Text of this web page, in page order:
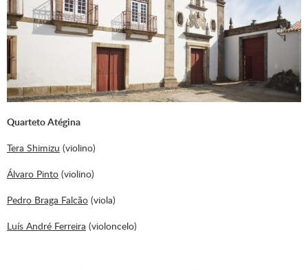
Quarteto Atégina
Tera Shimizu (violino)
Álvaro Pinto (violino)
Pedro Braga Falcão (viola)
Luís André Ferreira (violoncelo)